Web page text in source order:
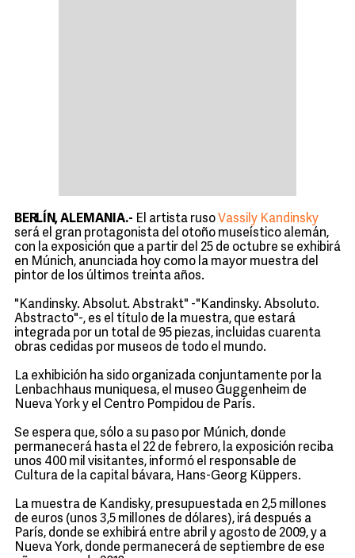
BERLÍN, ALEMANIA.- El artista ruso Vassily Kandinsky
será el gran protagonista del otoño museístico alemán,
con la exposición que a partir del 25 de octubre se exhibirá
en Múnich, anunciada hoy como la mayor muestra del
pintor de los últimos treinta años.
"Kandinsky. Absolut. Abstrakt" -"Kandinsky. Absoluto.
Abstracto"-, es el título de la muestra, que estará
integrada por un total de 95 piezas, incluidas cuarenta
obras cedidas por museos de todo el mundo.
La exhibición ha sido organizada conjuntamente por la
Lenbachhaus muniquesa, el museo Guggenheim de
Nueva York y el Centro Pompidou de París.
Se espera que, sólo a su paso por Múnich, donde
permanecerá hasta el 22 de febrero, la exposición reciba
unos 400 mil visitantes, informó el responsable de
Cultura de la capital bávara, Hans-Georg Küppers.
La muestra de Kandisky, presupuestada en 2,5 millones
de euros (unos 3,5 millones de dólares), irá después a
París, donde se exhibirá entre abril y agosto de 2009, y a
Nueva York, donde permanecerá de septiembre de ese